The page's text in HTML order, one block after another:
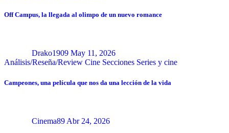
Off Campus, la llegada al olimpo de un nuevo romance
Drako1909 May 11, 2026
Análisis/Reseña/Review Cine Secciones Series y cine
Campeones, una película que nos da una lección de la vida
Cinema89 Abr 24, 2026